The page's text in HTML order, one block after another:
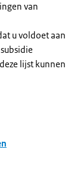
van
u voldoet aan
lijst kunnen